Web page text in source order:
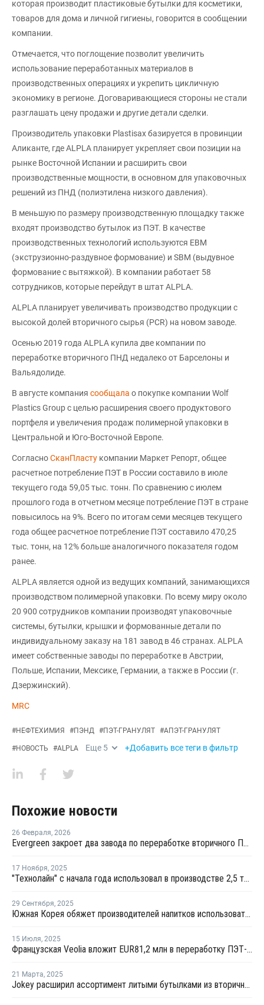
которая производит пластиковые бутылки для косметики,
товаров для дома и личной гигиены, говорится в сообщении
компании.
Отмечается, что поглощение позволит увеличить
использование переработанных материалов в
производственных операциях и укрепить цикличную
экономику в регионе. Договаривающиеся стороны не стали
разглашать цену продажи и другие детали сделки.
Производитель упаковки Plastisax базируется в провинции
Аликанте, где ALPLA планирует укрепляет свои позиции на
рынке Восточной Испании и расширить свои
производственные мощности, в основном для упаковочных
решений из ПНД (полиэтилена низкого давления).
В меньшую по размеру производственную площадку также
входят производство бутылок из ПЭТ. В качестве
производственных технологий используются EBM
(экструзионно-раздувное формование) и SBM (выдувное
формование с вытяжкой). В компании работает 58
сотрудников, которые перейдут в штат ALPLA.
ALPLA планирует увеличивать производство продукции с
высокой долей вторичного сырья (PCR) на новом заводе.
Осенью 2019 года ALPLA купила две компании по
переработке вторичного ПНД недалеко от Барселоны и
Вальядолиде.
В августе компания сообщала о покупке компании Wolf
Plastics Group с целью расширения своего продуктового
портфеля и увеличения продаж полимерной упаковки в
Центральной и Юго-Восточной Европе.
СогласноСканПласту компании Маркет Репорт, общее
расчетное потребление ПЭТ в России составило в июле
текущего года 59,05 тыс. тонн. По сравнению с июлем
прошлого года в отчетном месяце потребление ПЭТ в стране
повысилось на 9%. Всего по итогам семи месяцев текущего
года общее расчетное потребление ПЭТ составило 470,25
тыс. тонн, на 12% больше аналогичного показателя годом
ранее.
ALPLA является одной из ведущих компаний, занимающихся
производством полимерной упаковки. По всему миру около
20 900 сотрудников компании производят упаковочные
системы, бутылки, крышки и формованные детали по
индивидуальному заказу на 181 завод в 46 странах. ALPLA
имеет собственные заводы по переработке в Австрии,
Польше, Испании, Мексике, Германии, а также в России (г.
Дзержинский).
MRC
#НЕФТЕХИМИЯ #ПЭНД #ПЭТ-ГРАНУЛЯТ #АПЭТ-ГРАНУЛЯТ
#НОВОСТЬ #ALPLA Еще 5 +Добавить все теги в фильтр
Похожие новости
26 Февраля, 2026
Evergreen закроет два завода по переработке вторичного ПЭТ в США
17 Ноября, 2025
"Технолайн" с начала года использовал в производстве 2,5 тыс. тонн вторичного ПЭТ
29 Сентября, 2025
Южная Корея обяжет производителей напитков использовать вторичный ПЭТ в упаковке
15 Июля, 2025
Французская Veolia вложит EUR81,2 млн в переработку ПЭТ-упаковки в Великобритании
21 Марта, 2025
Jokey расширил ассортимент литыми бутылками из вторичного ПЭТ